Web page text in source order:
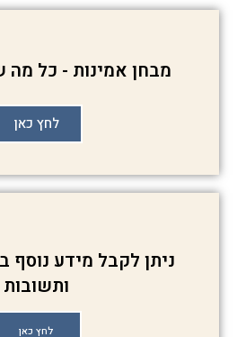
מבחן אמינות - כל
לחץ כאן
ניתן לקבל מידע נוסף
ותשובות
לחץ כאן